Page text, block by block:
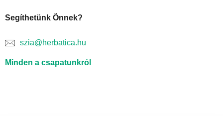
Segíthetünk Önnek?
szia@herbatica.hu
Minden a csapatunkról